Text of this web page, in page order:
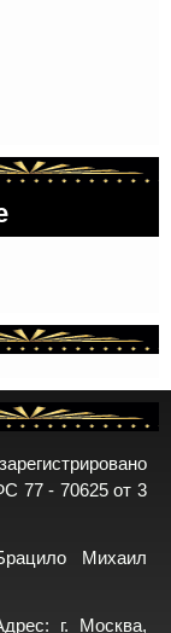
77 - 70625 от 3
Михаил
г. Москва,